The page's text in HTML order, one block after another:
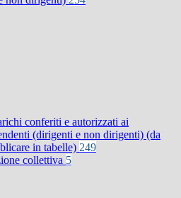
conferiti e autorizzati ai
(dirigenti e non dirigenti) (da
in tabelle) 249
collettiva 5